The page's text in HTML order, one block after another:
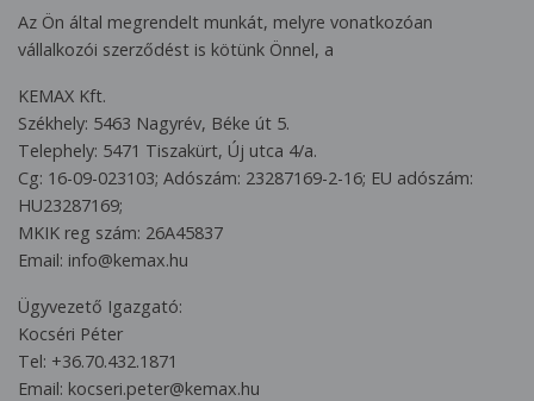
ETIKAI KÓDEX
Az Ön által megrendelt munkát, melyre vonatkozóan
vállalkozói szerződést is kötünk Önnel, a
KEMAX Kft.
Székhely: 5463 Nagyrév, Béke út 5.
Telephely: 5471 Tiszakürt, Új utca 4/a.
Cg: 16-09-023103; Adószám: 23287169-2-16; EU adószám:
HU23287169;
MKIK reg szám: 26A45837
Email: info@kemax.hu
Ügyvezető Igazgató:
Kocséri Péter
Tel: +36.70.432.1871
Email: kocseri.peter@kemax.hu